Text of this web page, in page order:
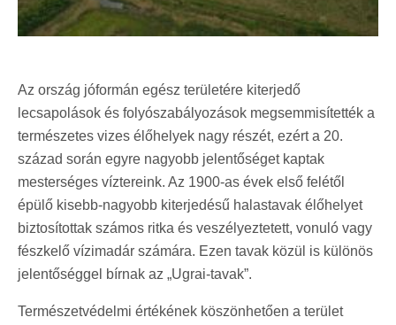
Az ország jóformán egész területére kiterjedő
lecsapolások és folyószabályozások megsemmisítették a
természetes vizes élőhelyek nagy részét, ezért a 20.
század során egyre nagyobb jelentőséget kaptak
mesterséges víztereink. Az 1900-as évek első felétől
épülő kisebb-nagyobb kiterjedésű halastavak élőhelyet
biztosítottak számos ritka és veszélyeztetett, vonuló vagy
fészkelő vízimadár számára. Ezen tavak közül is különös
jelentőséggel bírnak az „Ugrai-tavak”.
Természetvédelmi értékének köszönhetően a terület